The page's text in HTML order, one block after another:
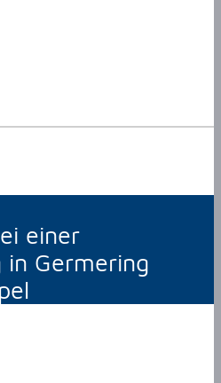
einer
Germering